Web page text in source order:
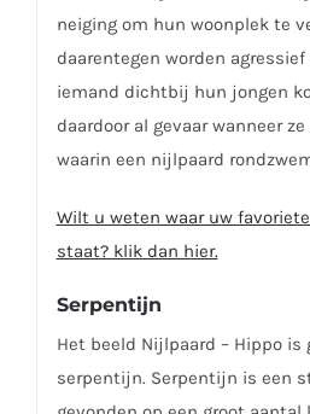
neiging om hun woonplek te
daarentegen worden
iemand dichtbij hun jongen
daardoor al gevaar wanneer
waarin een nijlpaard
Wilt u weten waar uw
staat? klik dan hier.
Serpentijn
Het beeld Nijlpaard – Hippo is
serpentijn. Serpentijn is een